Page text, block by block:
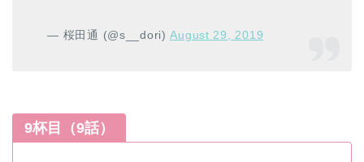
— 桜田通 (@s__dori)August 29, 2019
9杯目（9話）